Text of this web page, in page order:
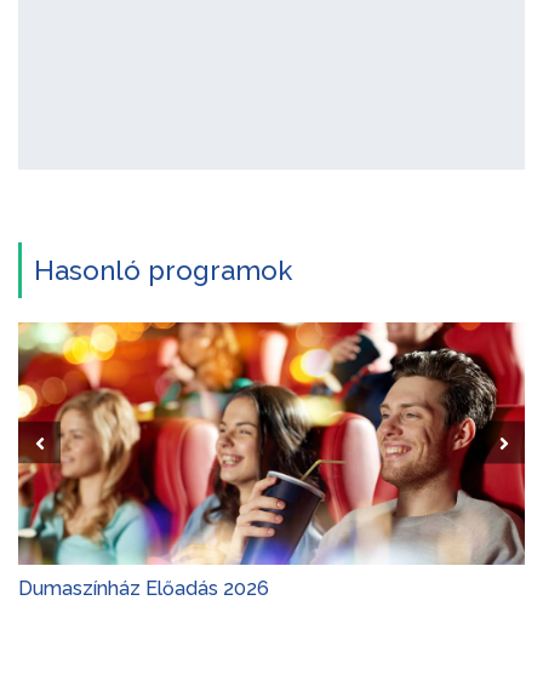
Hasonló programok
Dumaszínház Előadás 2026